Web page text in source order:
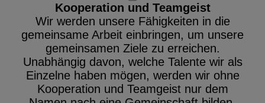
Kooperation und Teamgeist
Wir werden unsere Fähigkeiten in die
gemeinsame Arbeit einbringen, um unsere
gemeinsamen Ziele zu erreichen.
Unabhängig davon, welche Talente wir als
Einzelne haben mögen, werden wir ohne
Kooperation und Teamgeist nur dem